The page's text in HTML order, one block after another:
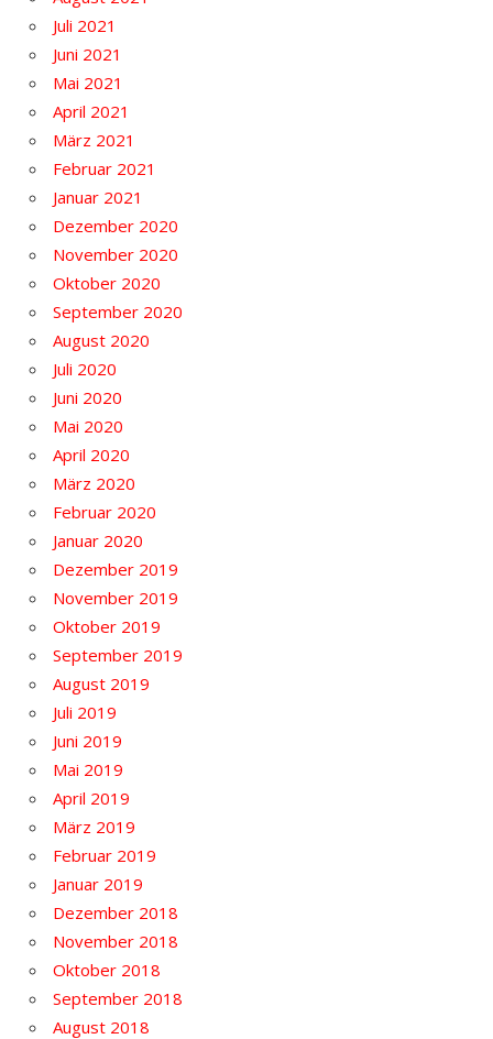
Juli 2021
Juni 2021
Mai 2021
April 2021
März 2021
Februar 2021
Januar 2021
Dezember 2020
November 2020
Oktober 2020
September 2020
August 2020
Juli 2020
Juni 2020
Mai 2020
April 2020
März 2020
Februar 2020
Januar 2020
Dezember 2019
November 2019
Oktober 2019
September 2019
August 2019
Juli 2019
Juni 2019
Mai 2019
April 2019
März 2019
Februar 2019
Januar 2019
Dezember 2018
November 2018
Oktober 2018
September 2018
August 2018